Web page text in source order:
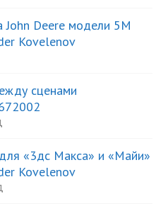
John Deere модели 5М
Kovelenov
сценами
«3дс Макса» и «Майи»
Kovelenov